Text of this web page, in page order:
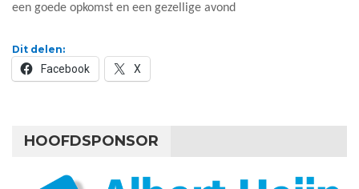
een goede opkomst en een gezellige avond
Dit delen:
Facebook X
HOOFDSPONSOR